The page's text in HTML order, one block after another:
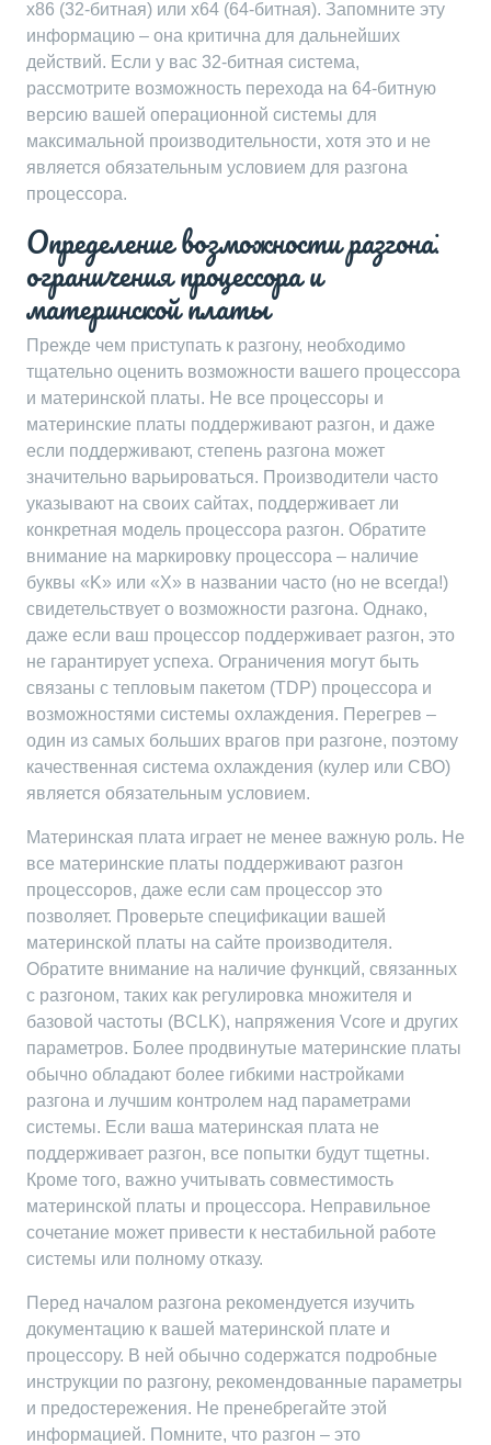
x86 (32-битная) или x64 (64-битная). Запомните эту
информацию – она критична для дальнейших
действий. Если у вас 32-битная система,
рассмотрите возможность перехода на 64-битную
версию вашей операционной системы для
максимальной производительности, хотя это и не
является обязательным условием для разгона
процессора.
Определение возможности разгона⁚
ограничения процессора и
материнской платы
Прежде чем приступать к разгону, необходимо
тщательно оценить возможности вашего процессора
и материнской платы. Не все процессоры и
материнские платы поддерживают разгон, и даже
если поддерживают, степень разгона может
значительно варьироваться. Производители часто
указывают на своих сайтах, поддерживает ли
конкретная модель процессора разгон. Обратите
внимание на маркировку процессора – наличие
буквы «K» или «X» в названии часто (но не всегда!)
свидетельствует о возможности разгона. Однако,
даже если ваш процессор поддерживает разгон, это
не гарантирует успеха. Ограничения могут быть
связаны с тепловым пакетом (TDP) процессора и
возможностями системы охлаждения. Перегрев –
один из самых больших врагов при разгоне, поэтому
качественная система охлаждения (кулер или СВО)
является обязательным условием.
Материнская плата играет не менее важную роль. Не
все материнские платы поддерживают разгон
процессоров, даже если сам процессор это
позволяет. Проверьте спецификации вашей
материнской платы на сайте производителя.
Обратите внимание на наличие функций, связанных
с разгоном, таких как регулировка множителя и
базовой частоты (BCLK), напряжения Vcore и других
параметров. Более продвинутые материнские платы
обычно обладают более гибкими настройками
разгона и лучшим контролем над параметрами
системы. Если ваша материнская плата не
поддерживает разгон, все попытки будут тщетны.
Кроме того, важно учитывать совместимость
материнской платы и процессора. Неправильное
сочетание может привести к нестабильной работе
системы или полному отказу.
Перед началом разгона рекомендуется изучить
документацию к вашей материнской плате и
процессору. В ней обычно содержатся подробные
инструкции по разгону, рекомендованные параметры
и предостережения. Не пренебрегайте этой
информацией. Помните, что разгон – это